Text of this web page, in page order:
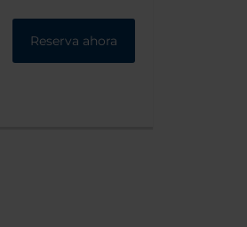
The Q o Mall of
Reserva ahora